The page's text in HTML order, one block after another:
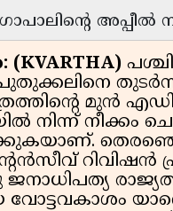
അപ്പീൽ
പുതുക്കലിനെ
മുൻ
നിന്ന്
റിവിഷൻ
യാതൊരു